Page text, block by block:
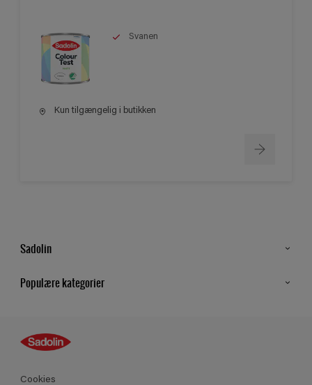
Svanen
Kun tilgængelig i butikken
Sadolin
Populære kategorier
Guides
Farver
Produkter
Cookies